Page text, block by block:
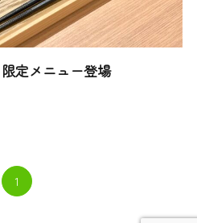
定メニュー登場
1